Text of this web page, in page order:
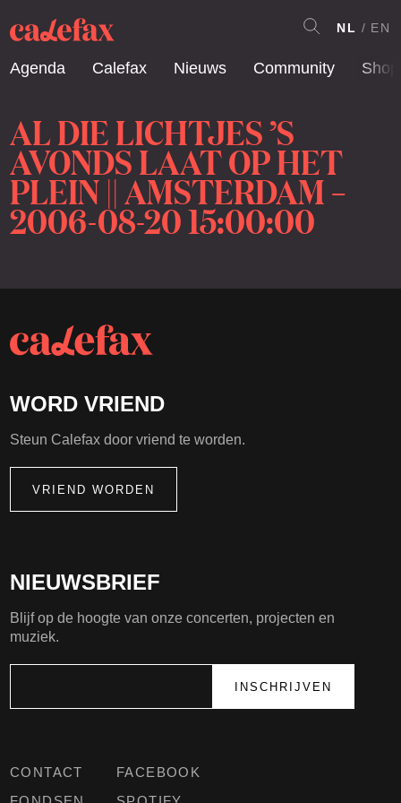
Agenda Calefax Nieuws Community Shop
NL EN
AL DIE LICHTJES ’S
AVONDS LAAT OP HET
PLEIN || AMSTERDAM –
2006-08-20 15:00:00
CONTACT
FACEBOOK
NIEUWSBRIEF
Blijf op de hoogte van onze concerten, projecten en
muziek.
WORD VRIEND
Steun Calefax door vriend te worden.
VRIEND WORDEN